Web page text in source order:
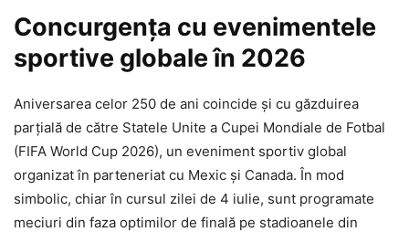
Concurgența cu evenimentele
sportive globale în 2026
Aniversarea celor 250 de ani coincide și cu găzduirea
parțială de către Statele Unite a Cupei Mondiale de Fotbal
(FIFA World Cup 2026), un eveniment sportiv global
organizat în parteneriat cu Mexic și Canada. În mod
simbolic, chiar în cursul zilei de 4 iulie, sunt programate
meciuri din faza optimilor de finală pe stadioanele din